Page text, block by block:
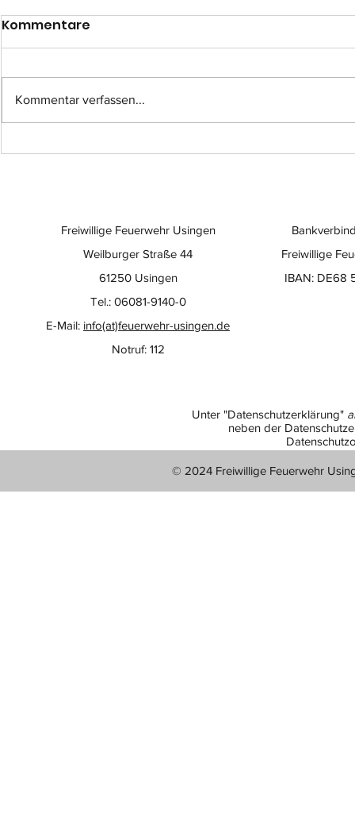
Einsatz-Nr.: 057
Kommentare
Kommentar verfassen...
Freiwillige
IBAN: DE68
Freiwillige Feuerwehr Usingen
Weilburger Straße 44
61250 Usingen
Tel.: 06081-9140-0
E-Mail: info(at)feuerwehr-usingen.de
Notruf: 112
Unter "Datenschutzerklärung"
neben der
© 2024 Freiwillige Feuerwehr